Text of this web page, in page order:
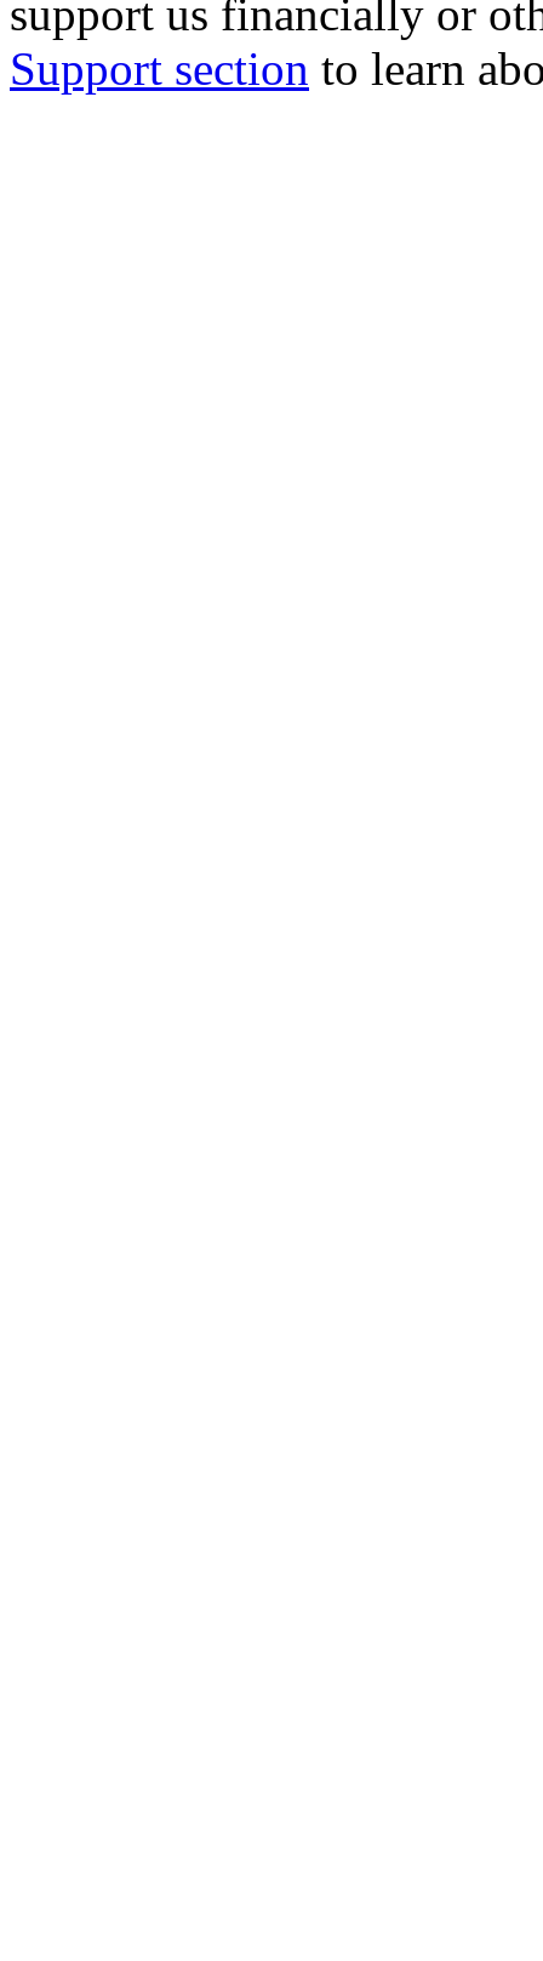
support us financially or
Support section to learn